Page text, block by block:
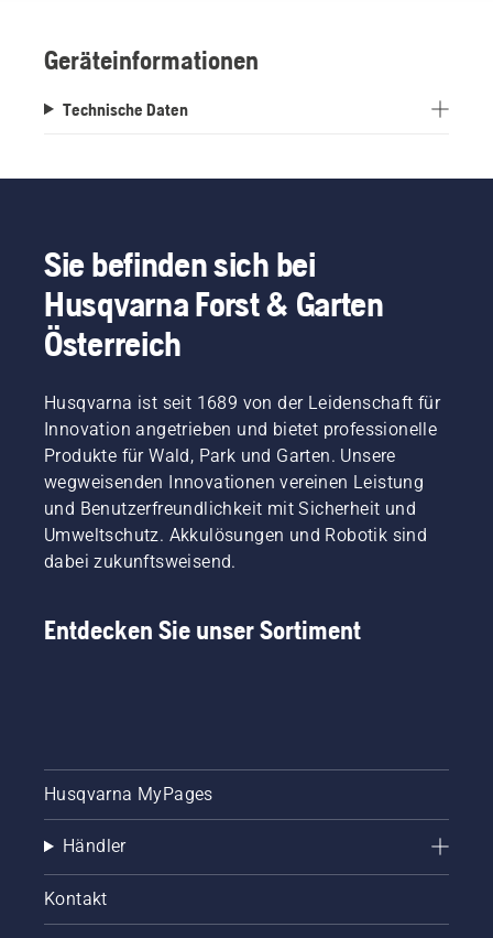
Geräteinformationen
Technische Daten
Sie befinden sich bei
Husqvarna Forst & Garten
Österreich
Husqvarna ist seit 1689 von der Leidenschaft für
Innovation angetrieben und bietet professionelle
Produkte für Wald, Park und Garten. Unsere
wegweisenden Innovationen vereinen Leistung
und Benutzerfreundlichkeit mit Sicherheit und
Umweltschutz. Akkulösungen und Robotik sind
dabei zukunftsweisend.
Entdecken Sie unser Sortiment
Husqvarna MyPages
Händler
Kontakt